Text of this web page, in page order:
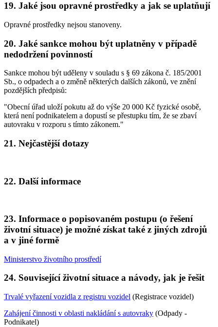
19. Jaké jsou opravné prostředky a jak se uplatňují
Opravné prostředky nejsou stanoveny.
20. Jaké sankce mohou být uplatněny v případě
nedodržení povinností
Sankce mohou být uděleny v souladu s § 69 zákona č. 185/2001
Sb., o odpadech a o změně některých dalších zákonů, ve znění
pozdějších předpisů:
"Obecní úřad uloží pokutu až do výše 20 000 Kč fyzické osobě,
která není podnikatelem a dopustí se přestupku tím, že se zbaví
autovraku v rozporu s tímto zákonem."
21. Nejčastější dotazy
22. Další informace
23. Informace o popisovaném postupu (o řešení
životní situace) je možné získat také z jiných zdrojů
a v jiné formě
Ministerstvo životního prostředí
24. Související životní situace a návody, jak je řešit
Trvalé vyřazení vozidla z registru vozidel (Registrace vozidel)
Zahájení činnosti v oblasti nakládání s autovraky (Odpady -
Podnikatel)